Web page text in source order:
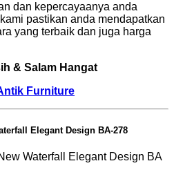
dan kepercayaanya anda
pastikan anda mendapatkan
yang terbaik dan juga harga
& Salam Hangat
Furniture
Elegant Design BA-278